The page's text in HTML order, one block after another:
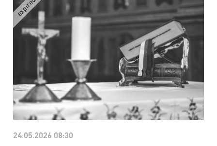
24.05.2026 08:30